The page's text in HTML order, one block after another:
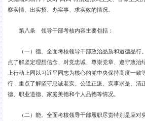
察实情、出实招、办实事、求实效的情况。
第八条 领导干部考核内容主要包括：
（一）德。全面考核领导干部政治品质和道德品行
点了解坚定理想信念、对党忠诚、尊崇党章、遵守政治
上行动上同以习近平同志为核心的党中央保持高度一致
行，重点了解坚守忠诚老实、公道正派、实事求是、清
德、职业道德、家庭美德和个人品德等情况。
（二）能。全面考核领导干部履职尽责特别是应对